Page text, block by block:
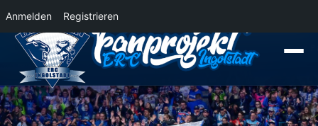
Anmelden Registrieren
NewsDer Panther Express 2026/2027 rollt nach Krefeld! Wohin rollt der